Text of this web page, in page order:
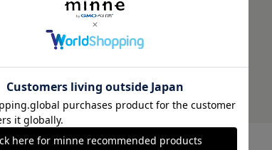
リシー 会社概要 採用情報 メディアキット
©GMO Pepabo, Inc. All rights reserved.